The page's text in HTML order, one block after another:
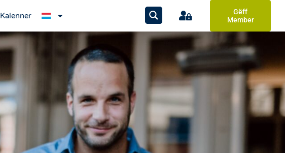
Kalenner
Gëff
Member